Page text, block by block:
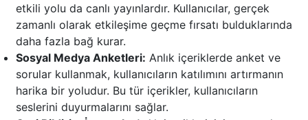
etkili yolu da canlı yayınlardır. Kullanıcılar, gerçek
zamanlı olarak etkileşime geçme fırsatı bulduklarında
daha fazla bağ kurar.
Sosyal Medya Anketleri: Anlık içeriklerde anket ve
sorular kullanmak, kullanıcıların katılımını artırmanın
harika bir yoludur. Bu tür içerikler, kullanıcıların
seslerini duyurmalarını sağlar.